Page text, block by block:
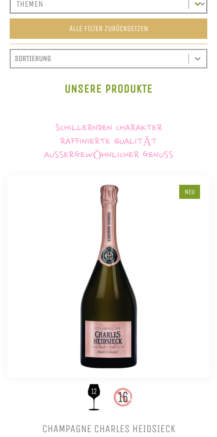
ALLE FILTER ZURÜCKSETZEN
SORTIEREN
SORT CONTENT
SORT CONTENT
UNSERE PRODUKTE
SCHILLERNDEN CHARAKTER
RAFFINIERTE QUALITÄT
AUSSERGEWÖHNLICHER GENUSS
NEU
CHAMPAGNE CHARLES HEIDSIECK